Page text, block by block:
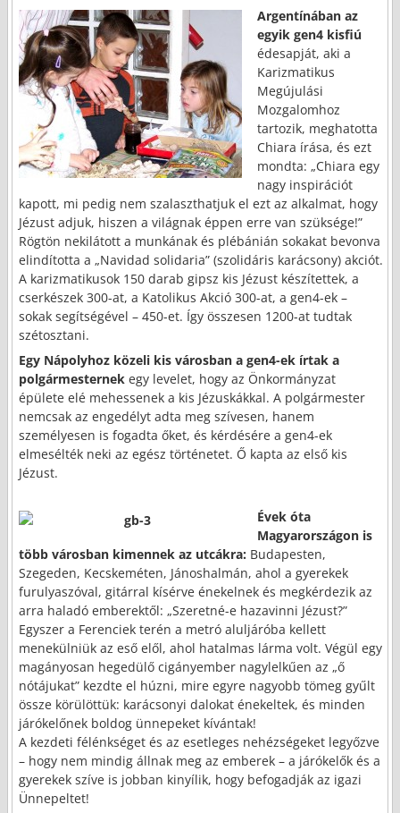
Argentínában az
egyik gen4 kisfiú
édesapját, aki a
Karizmatikus
Megújulási
Mozgalomhoz
tartozik, meghatotta
Chiara írása, és ezt
mondta: „Chiara egy
nagy inspirációt
kapott, mi pedig nem szalaszthatjuk el ezt az alkalmat, hogy
Jézust adjuk, hiszen a világnak éppen erre van szüksége!”
Rögtön nekilátott a munkának és plébánián sokakat bevonva
elindította a „Navidad solidaria” (szolidáris karácsony) akciót.
A karizmatikusok 150 darab gipsz kis Jézust készítettek, a
cserkészek 300-at, a Katolikus Akció 300-at, a gen4-ek –
sokak segítségével – 450-et. Így összesen 1200-at tudtak
szétosztani.
Egy Nápolyhoz közeli kis városban a gen4-ek írtak a
polgármesternekegy levelet, hogy az Önkormányzat
épülete elé mehessenek a kis Jézuskákkal. A polgármester
nemcsak az engedélyt adta meg szívesen, hanem
személyesen is fogadta őket, és kérdésére a gen4-ek
elmesélték neki az egész történetet. Ő kapta az első kis
Jézust.
Évek óta
Magyarországon is
több városban kimennek az utcákra: Budapesten,
Szegeden, Kecskeméten, Jánoshalmán, ahol a gyerekek
furulyaszóval, gitárral kísérve énekelnek és megkérdezik az
arra haladó emberektől: „Szeretné-e hazavinni Jézust?”
Egyszer a Ferenciek terén a metró aluljáróba kellett
menekülniük az eső elől, ahol hatalmas lárma volt. Végül egy
magányosan hegedülő cigányember nagylelkűen az „ő
nótájukat” kezdte el húzni, mire egyre nagyobb tömeg gyűlt
össze körülöttük: karácsonyi dalokat énekeltek, és minden
járókelőnek boldog ünnepeket kívántak!
A kezdeti félénkséget és az esetleges nehézségeket legyőzve
– hogy nem mindig állnak meg az emberek – a járókelők és a
gyerekek szíve is jobban kinyílik, hogy befogadják az igazi
Ünnepeltet!